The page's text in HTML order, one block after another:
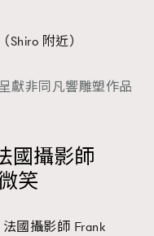
附近）
獻非同凡響雕塑作品
國攝影師
笑
國攝影師 Frank